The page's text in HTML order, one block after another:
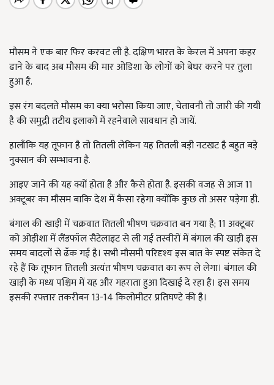
मौसम ने एक बार फिर करवट ली है. दक्षिण भारत के केरल में अपना कहर
ढाने के बाद अब मौसम की मार ओडिशा के लोगों को बेघर करने पर तुला
हुआ है.
इस रंग बदलते मौसम का क्या भरोसा किया जाए, चेतावनी तो जारी की गयी
है की समुद्री तटीय इलाकों में रहनेवाले सावधान हो जायें.
हालाँकि यह तूफान है तो तितली लेकिन यह तितली बड़ी नटखट है बहुत बड़े
नुक्सान की सम्भावना है.
आइए जाने की यह क्यों होता है और कैसे होता है. इसकी वजह से आज 11
अक्टूबर का मौसम बाकि देश में कैसा रहेगा क्योंकि कुछ तो असर पड़ेगा ही.
बंगाल की खाड़ी में चक्रवात तितली भीषण चक्रवात बन गया है; 11 अक्टूबर
को ओड़ीशा में लैंडफॉल सैटेलाइट से ली गई तस्वीरों में बंगाल की खाड़ी इस
समय बादलों से ढँक गई है। सभी मौसमी परिदृश्य इस बात के स्पष्ट संकेत दे
रहे हैं कि तूफान तितली अत्यंत भीषण चक्रवात का रूप ले लेगा। बंगाल की
खाड़ी के मध्य पश्चिम में यह और गहराता हुआ दिखाई दे रहा है। इस समय
इसकी रफ्तार तकरीबन 13-14 किलोमीटर प्रतिघण्टे की है।